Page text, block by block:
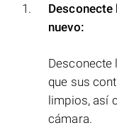
Desconecte
nuevo:
Desconecte
que sus
limpios, así
cámara.